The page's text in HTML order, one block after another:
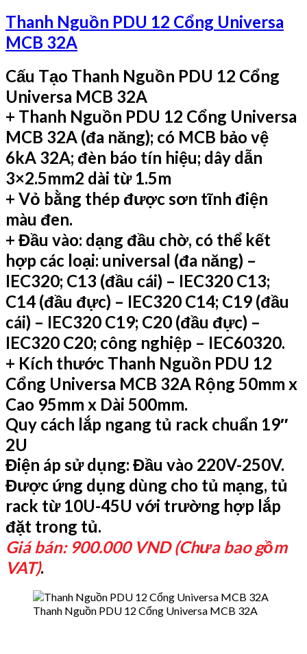
Thanh Nguồn PDU 12 Cổng Universa
MCB 32A
Cấu Tạo Thanh Nguồn PDU 12 Cổng
Universa MCB 32A
+ Thanh Nguồn PDU 12 Cổng Universa
MCB 32A (đa năng); có MCB bảo vệ
6kA 32A; đèn báo tín hiệu; dây dẫn
3×2.5mm2 dài từ 1.5m
+ Vỏ bằng thép được sơn tĩnh điện
màu đen.
+ Đầu vào: dạng đầu chờ, có thể kết
hợp các loại: universal (đa năng) –
IEC320; C13 (đầu cái) – IEC320 C13;
C14 (đầu đực) – IEC320 C14; C19 (đầu
cái) – IEC320 C19; C20 (đầu đực) –
IEC320 C20; công nghiệp – IEC60320.
+ Kích thước Thanh Nguồn PDU 12
Cổng Universa MCB 32A Rộng 50mm x
Cao 95mm x Dài 500mm.
Quy cách lắp ngang tủ rack chuẩn 19″
2U
Điện áp sử dụng: Đầu vào 220V-250V.
Được ứng dụng dùng cho tủ mạng, tủ
rack từ 10U-45U với trường hợp lắp
đặt trong tủ.
Giá bán: 900.000 VND (Chưa bao gồm
VAT).
Thanh Nguồn PDU 12 Cổng Universa MCB 32A